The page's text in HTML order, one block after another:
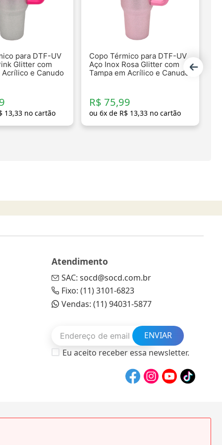
para DTF-UV
Glitter com
Acrílico e Canudo
13,33no cartão
Copo Térmico para DTF-UV
Aço Inox Rosa Glitter com
Tampa em Acrílico e Canudo
R$ 75,99
ou6x de R$ 13,33 no cartão
Atendimento
SAC: socd@socd.com.br
Fixo: (11) 3101-6823
Vendas: (11) 94031-5877
ENVIAR
Eu aceito receber essa newsletter.